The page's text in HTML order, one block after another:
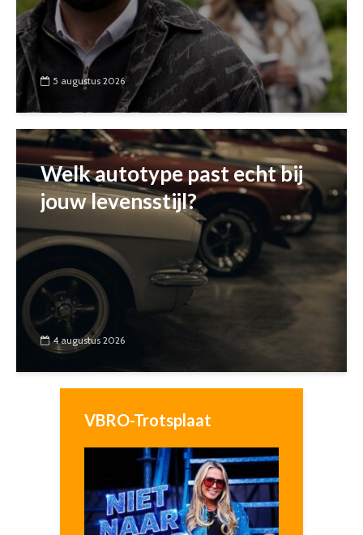
5 augustus 2026
Welk autotype past echt bij
jouw levensstijl?
4 augustus 2026
VBRO-Trotsplaat